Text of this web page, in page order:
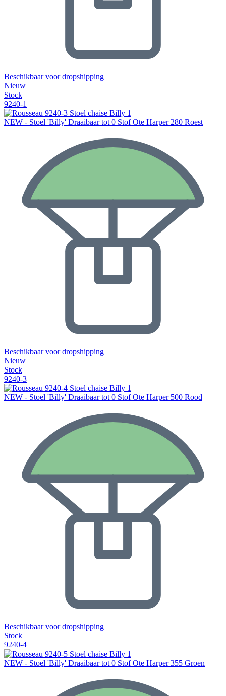
Beschikbaar voor dropshipping
Nieuw
Stock
9240-1
NEW - Stoel 'Billy' Draaibaar tot 0 Stof Ote Harper 280 Roest
Beschikbaar voor dropshipping
Nieuw
Stock
9240-3
NEW - Stoel 'Billy' Draaibaar tot 0 Stof Ote Harper 500 Rood
Beschikbaar voor dropshipping
Stock
9240-4
NEW - Stoel 'Billy' Draaibaar tot 0 Stof Ote Harper 355 Groen